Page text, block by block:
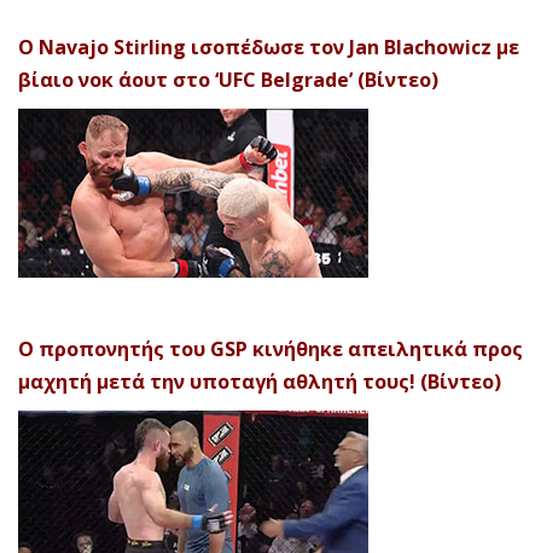
Ο Navajo Stirling ισοπέδωσε τον Jan Blachowicz με
βίαιο νοκ άουτ στο ‘UFC Belgrade’ (Βίντεο)
Ο προπονητής του GSP κινήθηκε απειλητικά προς
μαχητή μετά την υποταγή αθλητή τους! (Βίντεο)